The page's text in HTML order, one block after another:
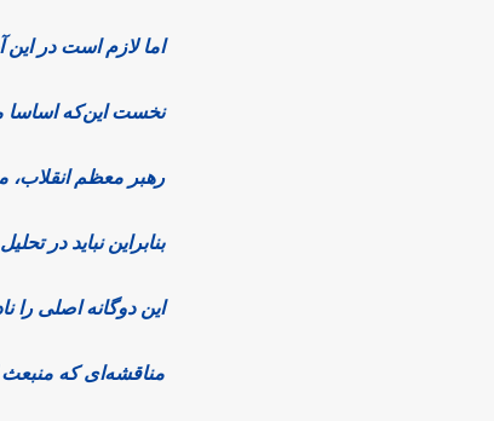
اما لازم است در
نخست این‌که اساسا
رهبر معظم انقلاب،
بنابراین نباید در
این دوگانه اصلی را
مناقشه‌ای که منبعث